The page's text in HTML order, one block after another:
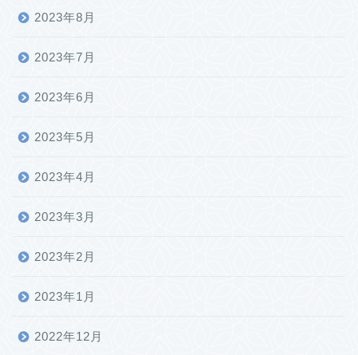
2023年8月
2023年7月
2023年6月
2023年5月
2023年4月
2023年3月
2023年2月
2023年1月
2022年12月